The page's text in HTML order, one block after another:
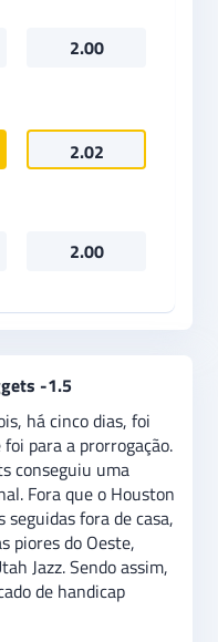
2.00
2.02
2.00
-1.5
há cinco dias, foi
para a prorrogação.
conseguiu uma
Fora que o Houston
fora de casa,
piores do Oeste,
Jazz. Sendo assim,
de handicap